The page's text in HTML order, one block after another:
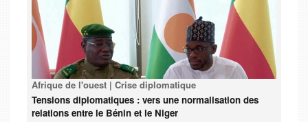
Afrique de l'ouest | Crise diplomatique
Tensions diplomatiques : vers une normalisation des
relations entre le Bénin et le Niger